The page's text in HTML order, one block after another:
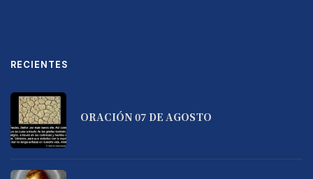
RECIENTES
ORACIÓN 07 DE AGOSTO